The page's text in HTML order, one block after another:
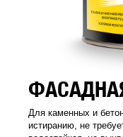
Для каменных и
истиранию, не